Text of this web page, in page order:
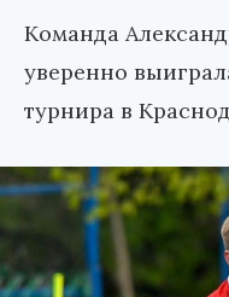
Команда
уверенно
турнира в